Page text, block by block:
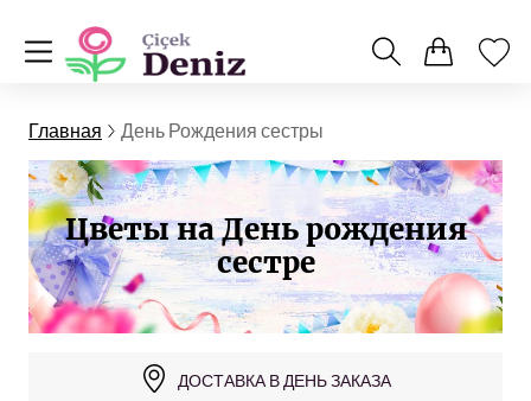
Главная День Рождения сестры
Цветы на День рождения
сестре
ДОСТАВКА В ДЕНЬ ЗАКАЗА